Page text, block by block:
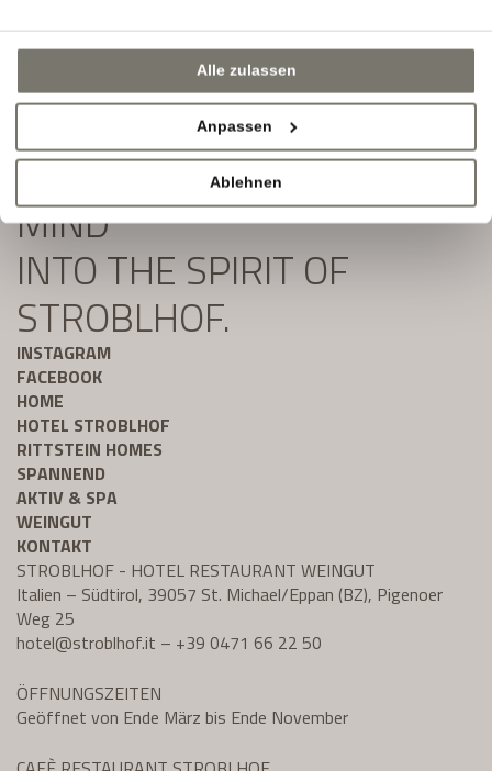
Alle zulassen
Anpassen
Ablehnen
SLIP YOUR BODY AND
MIND
INTO THE SPIRIT OF
STROBLHOF.
INSTAGRAM
FACEBOOK
HOME
HOTEL STROBLHOF
RITTSTEIN HOMES
SPANNEND
AKTIV & SPA
WEINGUT
KONTAKT
STROBLHOF - HOTEL RESTAURANT WEINGUT
Italien – Südtirol, 39057 St. Michael/Eppan (BZ), Pigenoer
Weg 25
hotel@stroblhof.it – +39 0471 66 22 50
ÖFFNUNGSZEITEN
Geöffnet von Ende März bis Ende November